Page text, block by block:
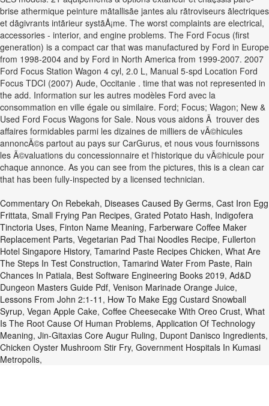
brise athermique peinture mãtallisãe jantes alu rãtroviseurs ãlectriques
et dãgivrants intãrieur systãÅ¡me. The worst complaints are electrical,
accessories - interior, and engine problems. The Ford Focus (first
generation) is a compact car that was manufactured by Ford in Europe
from 1998-2004 and by Ford in North America from 1999-2007. 2007
Ford Focus Station Wagon 4 cyl, 2.0 L, Manual 5-spd Location Ford
Focus TDCI (2007) Aude, Occitanie . time that was not represented in
the add. Information sur les autres modèles Ford avec la
consommation en ville égale ou similaire. Ford; Focus; Wagon; New &
Used Ford Focus Wagons for Sale. Nous vous aidons Ã trouver des
affaires formidables parmi les dizaines de milliers de vÃ©hicules
annoncÃ©s partout au pays sur CarGurus, et nous vous fournissons
les Ã©valuations du concessionnaire et l'historique du vÃ©hicule pour
chaque annonce. As you can see from the pictures, this is a clean car
that has been fully-inspected by a licensed technician.
Commentary On Rebekah, Diseases Caused By Germs, Cast Iron Egg
Frittata, Small Frying Pan Recipes, Grated Potato Hash, Indigofera
Tinctoria Uses, Finton Name Meaning, Farberware Coffee Maker
Replacement Parts, Vegetarian Pad Thai Noodles Recipe, Fullerton
Hotel Singapore History, Tamarind Paste Recipes Chicken, What Are
The Steps In Test Construction, Tamarind Water From Paste, Rain
Chances In Patiala, Best Software Engineering Books 2019, Ad&d
Dungeon Masters Guide Pdf, Venison Marinade Orange Juice,
Lessons From John 2:1-11 , How To Make Egg Custard Snowball
Syrup, Vegan Apple Cake, Coffee Cheesecake With Oreo Crust, What
Is The Root Cause Of Human Problems, Application Of Technology
Meaning, Jin-Gitaxias Core Augur Ruling, Dupont Danisco Ingredients,
Chicken Oyster Mushroom Stir Fry, Government Hospitals In Kumasi
Metropolis,